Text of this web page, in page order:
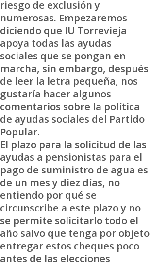
riesgo de exclusión y
numerosas. Empezaremos
diciendo que IU Torrevieja
apoya todas las ayudas
sociales que se pongan en
marcha, sin embargo, después
de leer la letra pequeña, nos
gustaría hacer algunos
comentarios sobre la política
de ayudas sociales del Partido
Popular.
El plazo para la solicitud de las
ayudas a pensionistas para el
pago de suministro de agua es
de un mes y diez días, no
entiendo por qué se
circunscribe a este plazo y no
se permite solicitarlo todo el
año salvo que tenga por objeto
entregar estos cheques poco
antes de las elecciones